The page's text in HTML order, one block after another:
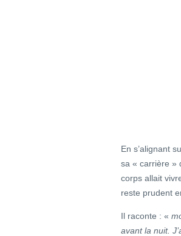
En s’alignant
sa « carrière »
corps allait
reste prudent
Il raconte : «
avant la nuit.